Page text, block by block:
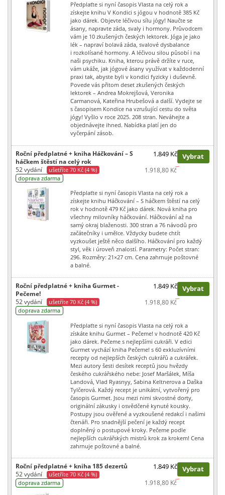
Předplaťte si nyní časopis Vlasta na celý rok a
získejte knihu V Kondici s jógou v hodnotě 385 Kč
jako dárek. Objevte léčivou sílu jógy! Naučte se
ásany, napravte záda, svaly i hormony. Průvodcem
vám je 10 zkušených českých lektorek. Jóga je jako
lék – napraví bolavá záda, svalové dysbalance
i rozkolísané hormony. A léčivou silou působí i na
naši psychiku. Kniha, kterou právě držíte v ruce,
vám ukáže, jak jógové ásany využívat v každodenní
praxi tak, abyste byli v kondici fyzicky i duševně.
Povede vás přitom deset zkušených českých
lektorek – Andrea Mokrejšová, Veronika
Carmanová, Kateřina Hrubešová a další. Vydejte se
s časopisem Kondice na vzrušující cestu do světa
jógy! Vyšlo v roce 2025. 208 stran. Neváhejte a
objednávejte ihned. Nabídka platí jen do
vyčerpání zásob.
Roční předplatné + kniha Háčkování – S
háčkem štěstí na celý rok
52 vydání
ušetříte 70 Kč (4 %)
doprava zdarma
1.849 Kč
1.918,80 Kč
Vybrat
Předplaťte si nyní časopis Vlasta na celý rok a
získejte knihu Háčkování – S háčkem štěstí na celý
rok v hodnotě 479 Kč jako dárek. Nová kniha pro
všechny milovníky háčkování. Háčkování až na
samý okraj blaženosti. 300 stran a 76 návodů pro
začátečníky i umělce. Vždycky budete chtít
vyzkoušet ještě něco dalšího. Háčkování pro každý
styl, věk i úroveň znalostí. Parametry: Počet stran:
296. Rozměry: 21×27 cm. Cena zahrnuje poštovné
a balné.
Roční předplatné + kniha Gurmet -
Pečeme!
52 vydání
ušetříte 70 Kč (4 %)
doprava zdarma
1.849 Kč
1.918,80 Kč
Vybrat
Předplaťte si nyní časopis Vlasta na celý rok a
získáte knihu Gurmet – Pečeme! v hodnotě 420 Kč
jako dárek. Pečeme s nejlepšími cukráři. V edici
Gurmet vychází kniha Pečeme! s 60 exkluzívními
recepty od nejlepších českých cukrářů a cukrářek.
Mezi autory šesti desítek receptů jsou hvězdy
českého cukrářského nebe: Josef Maršálek, Míša
Landová, Vlad Ryasnyy, Sabina Keltnerova a Daška
Tylčerová. Každý recept je unikátní, vytvořený pro
časopis Gurmet. Jsou mezi nimi skvostné dorty,
originální zákusky i osvědčené kynuté kousky.
Postupy jsou ověřené a vyzkoušené redakcí i našimi
čtenáři. Pro snadnější pečení je každý recept
doplněný o postupové kroky. Pečeme podle
nejlepších cukrářských mistrů krok za krokem! Cena
zahrnuje poštovné a balné.
Roční předplatné + kniha 185 dezertů
52 vydání
ušetříte 70 Kč (4 %)
doprava zdarma
1.849 Kč
1.918,80 Kč
Vybrat